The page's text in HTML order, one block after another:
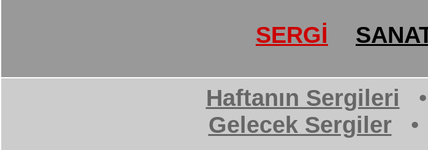
SERGİ
Haftanın Sergileri •
Gelecek Sergiler
•